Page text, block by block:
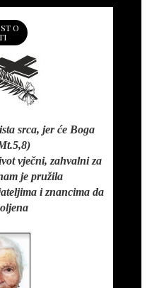
o
srca, jer će Boga
vječni, zahvalni za
je pružila
i znancima da